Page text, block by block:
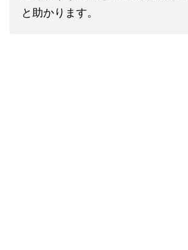
と助かります。